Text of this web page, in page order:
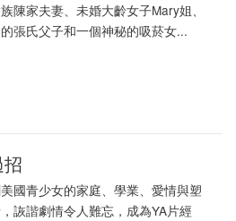
陳家夫妻、未婚大齡女子Mary姐、
張氏父子和一個神秘的吸菸女...
國青少女的家庭、學業、愛情與塑
詼諧劇情令人難忘，成為YA片經